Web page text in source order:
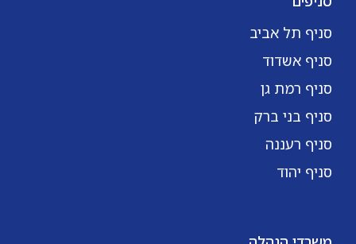
סניף תל אביב
סניף אשדוד
סניף רמת גן
סניף בני ברק
סניף רעננה
סניף יהוד